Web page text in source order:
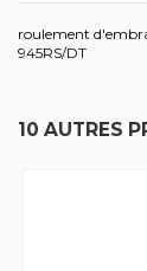
roulement
945RS/DT
10 AUTRES